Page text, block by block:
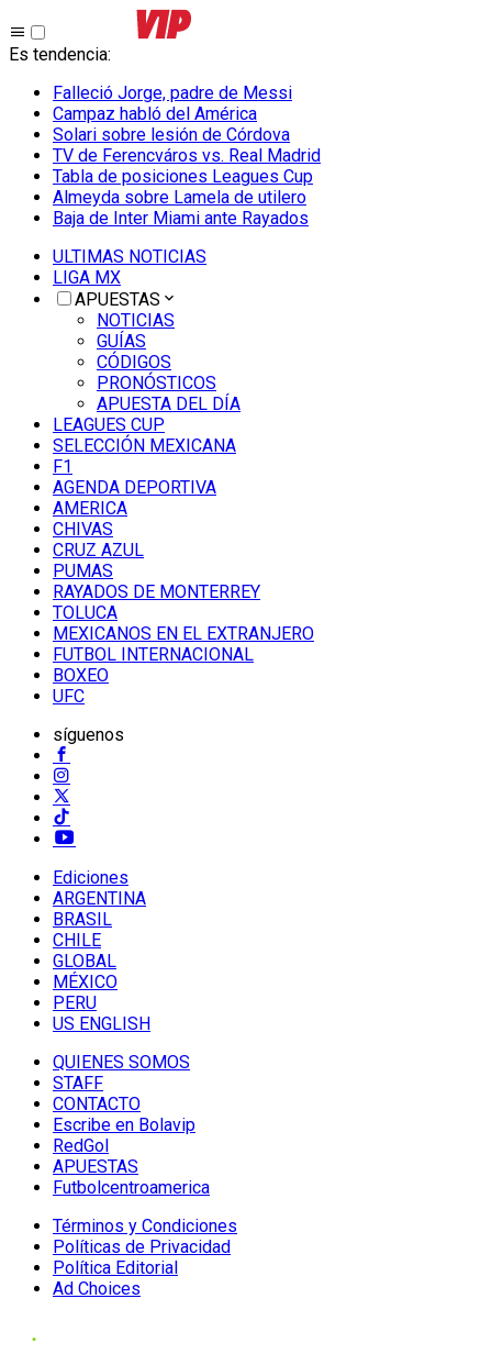
Es tendencia:
Falleció Jorge, padre de Messi
Campaz habló del América
Solari sobre lesión de Córdova
TV de Ferencváros vs. Real Madrid
Tabla de posiciones Leagues Cup
Almeyda sobre Lamela de utilero
Baja de Inter Miami ante Rayados
ULTIMAS NOTICIAS
LIGA MX
APUESTAS
NOTICIAS
GUÍAS
CÓDIGOS
PRONÓSTICOS
APUESTA DEL DÍA
LEAGUES CUP
SELECCIÓN MEXICANA
F1
AGENDA DEPORTIVA
AMERICA
CHIVAS
CRUZ AZUL
PUMAS
RAYADOS DE MONTERREY
TOLUCA
MEXICANOS EN EL EXTRANJERO
FUTBOL INTERNACIONAL
BOXEO
UFC
síguenos
Ediciones
ARGENTINA
BRASIL
CHILE
GLOBAL
MÉXICO
PERU
US ENGLISH
QUIENES SOMOS
STAFF
CONTACTO
Escribe en Bolavip
RedGol
APUESTAS
Futbolcentroamerica
Términos y Condiciones
Políticas de Privacidad
Política Editorial
Ad Choices